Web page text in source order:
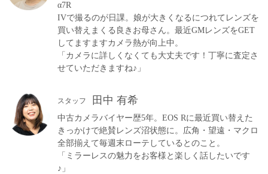
α7R
IVで撮るのが日課。娘が大きくなるにつれてレンズを
買い替えまくる良きお母さん。最近GMレンズをGET
してますますカメラ熱が向上中。
「カメラに詳しくなくても大丈夫です！丁寧に査定さ
せていただきますね♪」
スタッフ 田中 有希
中古カメラバイヤー歴5年。EOS Rに最近買い替えた
きっかけで絶賛レンズ沼状態に。広角・望遠・マクロ
全部揃えて毎週末ローテしているとのこと。
「ミラーレスの魅力をお客様と楽しく話したいです
♪」